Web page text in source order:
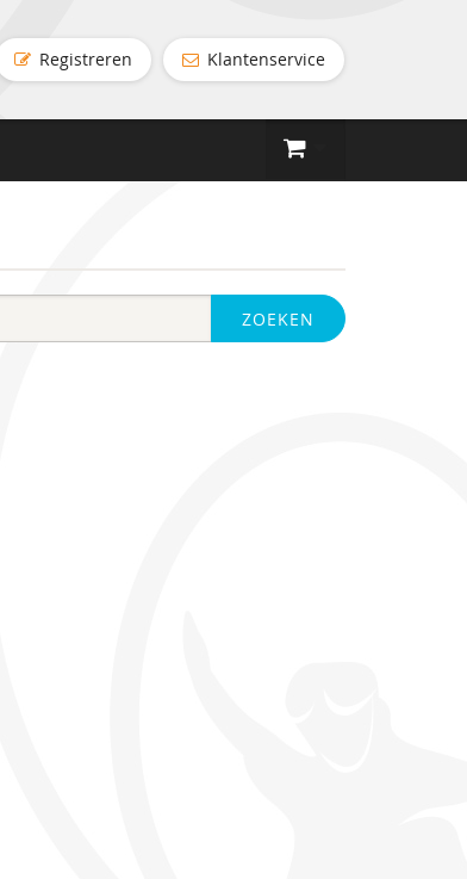
Registreren Klantenservice
ZOEKEN